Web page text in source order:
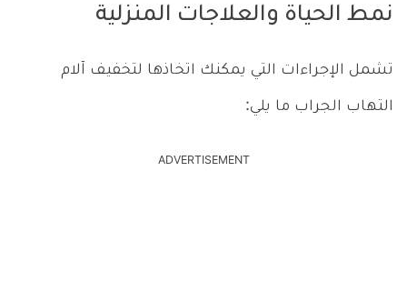
نمط الحياة والعلاجات المنزلية
تشمل الإجراءات التي يمكنك اتخاذها لتخفيف آلام
التهاب الجراب ما يلي:
ADVERTISEMENT